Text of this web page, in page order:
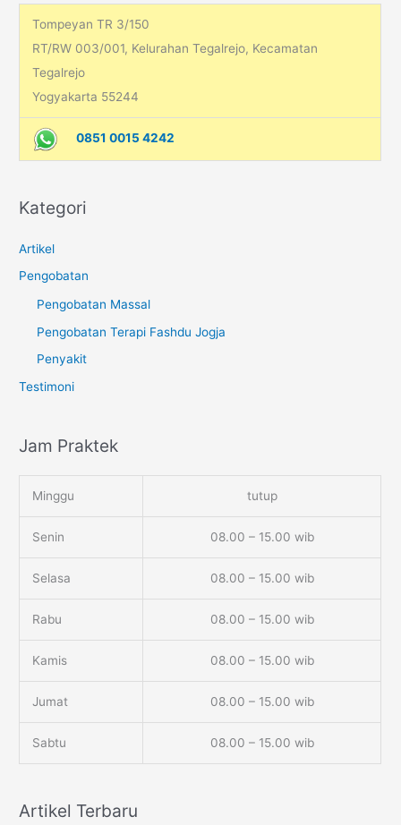
Tompeyan TR 3/150
RT/RW 003/001, Kelurahan Tegalrejo, Kecamatan
Tegalrejo
Yogyakarta 55244
0851 0015 4242
Kategori
Artikel
Pengobatan
Pengobatan Massal
Pengobatan Terapi Fashdu Jogja
Penyakit
Testimoni
Jam Praktek
Minggu tutup
Senin 08.00 – 15.00 wib
Selasa 08.00 – 15.00 wib
Rabu 08.00 – 15.00 wib
Kamis 08.00 – 15.00 wib
Jumat 08.00 – 15.00 wib
Sabtu 08.00 – 15.00 wib
Artikel Terbaru